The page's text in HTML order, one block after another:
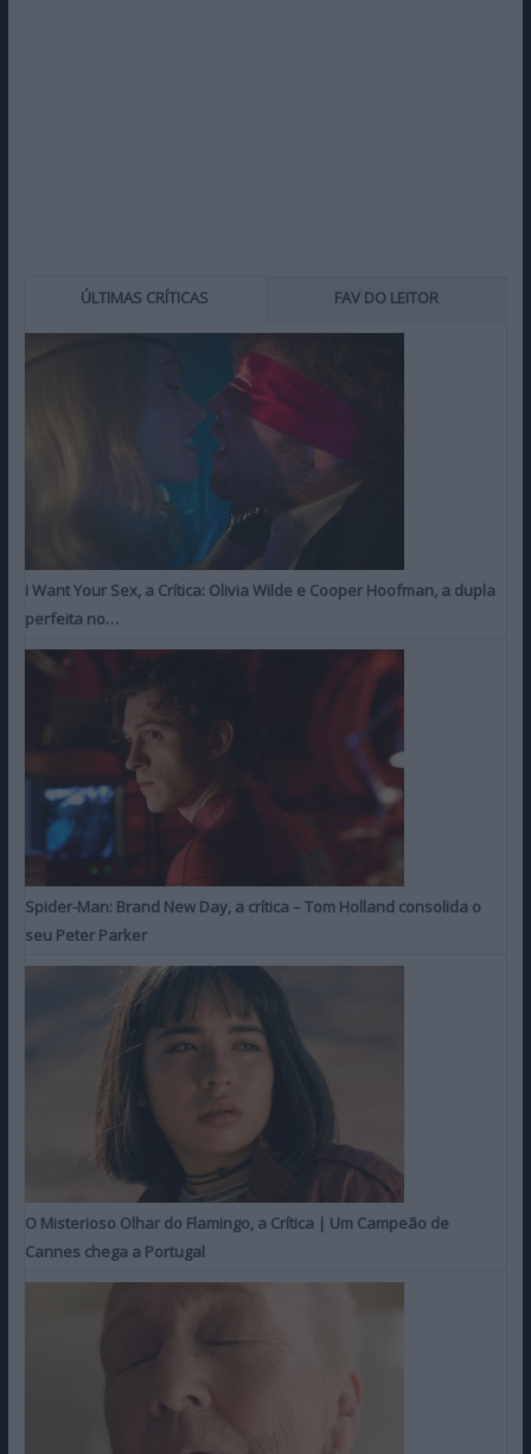
ÚLTIMAS CRÍTICAS FAV DO LEITOR
I Want Your Sex, a Crítica: Olivia Wilde e Cooper Hoofman, a dupla
perfeita no…
Spider-Man: Brand New Day, a crítica – Tom Holland consolida o
seu Peter Parker
O Misterioso Olhar do Flamingo, a Crítica | Um Campeão de
Cannes chega a Portugal